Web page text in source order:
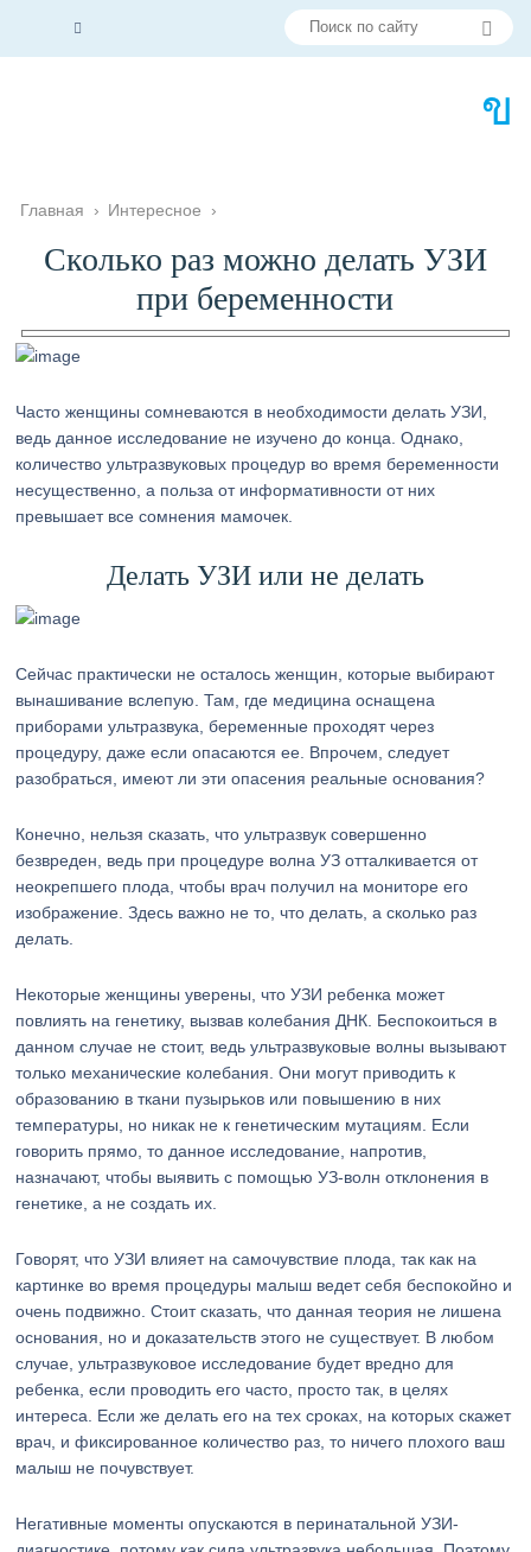
Главная › Интересное ›
Сколько раз можно делать УЗИ
при беременности
Часто женщины сомневаются в необходимости делать УЗИ,
ведь данное исследование не изучено до конца. Однако,
количество ультразвуковых процедур во время беременности
несущественно, а польза от информативности от них
превышает все сомнения мамочек.
Делать УЗИ или не делать
Сейчас практически не осталось женщин, которые выбирают
вынашивание вслепую. Там, где медицина оснащена
приборами ультразвука, беременные проходят через
процедуру, даже если опасаются ее. Впрочем, следует
разобраться, имеют ли эти опасения реальные основания?
Конечно, нельзя сказать, что ультразвук совершенно
безвреден, ведь при процедуре волна УЗ отталкивается от
неокрепшего плода, чтобы врач получил на мониторе его
изображение. Здесь важно не то, что делать, а сколько раз
делать.
Некоторые женщины уверены, что УЗИ ребенка может
повлиять на генетику, вызвав колебания ДНК. Беспокоиться в
данном случае не стоит, ведь ультразвуковые волны вызывают
только механические колебания. Они могут приводить к
образованию в ткани пузырьков или повышению в них
температуры, но никак не к генетическим мутациям. Если
говорить прямо, то данное исследование, напротив,
назначают, чтобы выявить с помощью УЗ-волн отклонения в
генетике, а не создать их.
Говорят, что УЗИ влияет на самочувствие плода, так как на
картинке во время процедуры малыш ведет себя беспокойно и
очень подвижно. Стоит сказать, что данная теория не лишена
основания, но и доказательств этого не существует. В любом
случае, ультразвуковое исследование будет вредно для
ребенка, если проводить его часто, просто так, в целях
интереса. Если же делать его на тех сроках, на которых скажет
врач, и фиксированное количество раз, то ничего плохого ваш
малыш не почувствует.
Негативные моменты опускаются в перинатальной УЗИ-